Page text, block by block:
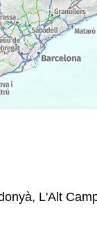
L'Alt